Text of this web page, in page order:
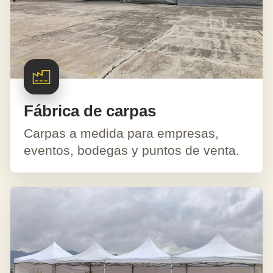
Fábrica de carpas
Carpas a medida para empresas,
eventos, bodegas y puntos de venta.